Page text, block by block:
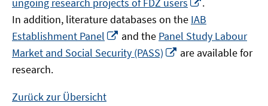
neuem
Fenster
öffnen
In addition, literature databases on the IAB
Establishment Panel
In
neuem
Fenster
and the Panel Study Labour
Market and Social Security (PASS)
In
are available for
research.
Zurück zur Übersicht